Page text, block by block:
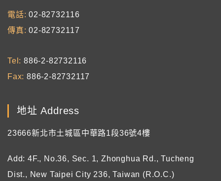
電話
02-82732116
傳真
02-82732117
Tel
886-2-82732116
Fax 886-2-82732117
地址 Address
23666新北市土城區中華路1段36號4樓
Add: 4F., No.36, Sec. 1, Zhonghua Rd., Tucheng
Dist., New Taipei City 236, Taiwan (R.O.C.)